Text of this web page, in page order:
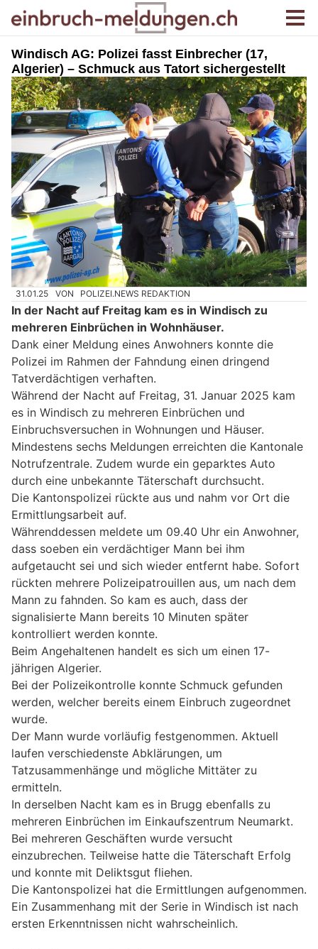
Windisch AG: Polizei fasst Einbrecher (17,
Algerier) – Schmuck aus Tatort sichergestellt
31.01.25 VON POLIZEI.NEWS REDAKTION
In der Nacht auf Freitag kam es in Windisch zu
mehreren Einbrüchen in Wohnhäuser.
Dank einer Meldung eines Anwohners konnte die
Polizei im Rahmen der Fahndung einen dringend
Tatverdächtigen verhaften.
Während der Nacht auf Freitag, 31. Januar 2025 kam
es in Windisch zu mehreren Einbrüchen und
Einbruchsversuchen in Wohnungen und Häuser.
Mindestens sechs Meldungen erreichten die Kantonale
Notrufzentrale. Zudem wurde ein geparktes Auto
durch eine unbekannte Täterschaft durchsucht.
Die Kantonspolizei rückte aus und nahm vor Ort die
Ermittlungsarbeit auf.
Währenddessen meldete um 09.40 Uhr ein Anwohner,
dass soeben ein verdächtiger Mann bei ihm
aufgetaucht sei und sich wieder entfernt habe. Sofort
rückten mehrere Polizeipatrouillen aus, um nach dem
Mann zu fahnden. So kam es auch, dass der
signalisierte Mann bereits 10 Minuten später
kontrolliert werden konnte.
Beim Angehaltenen handelt es sich um einen 17-
jährigen Algerier.
Bei der Polizeikontrolle konnte Schmuck gefunden
werden, welcher bereits einem Einbruch zugeordnet
wurde.
Der Mann wurde vorläufig festgenommen. Aktuell
laufen verschiedenste Abklärungen, um
Tatzusammenhänge und mögliche Mittäter zu
ermitteln.
In derselben Nacht kam es in Brugg ebenfalls zu
mehreren Einbrüchen im Einkaufszentrum Neumarkt.
Bei mehreren Geschäften wurde versucht
einzubrechen. Teilweise hatte die Täterschaft Erfolg
und konnte mit Deliktsgut fliehen.
Die Kantonspolizei hat die Ermittlungen aufgenommen.
Ein Zusammenhang mit der Serie in Windisch ist nach
ersten Erkenntnissen nicht wahrscheinlich.